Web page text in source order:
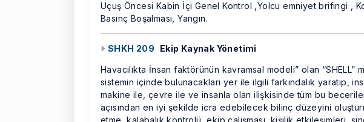
Uçuş Öncesi Kabin İçi Genel Kontrol ,Yolcu emniyet brifingi ,
Basınç Boşalması, Yangın.
SHKH 209 Ekip Kaynak Yönetimi
Havacılıkta İnsan faktörünün kavramsal modeli” olan
sistemin içinde bulunacakları yer ile ilgili farkındalık yaratıp,
makine ile, çevre ile ve insanla olan ilişkisinde tüm bu
açısından en iyi şekilde icra edebilecek bilinç düzeyini